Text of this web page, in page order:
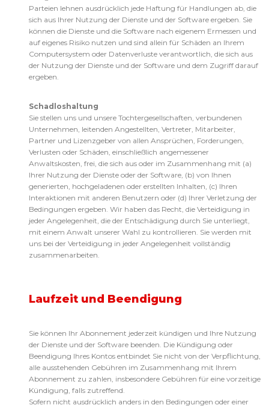
Parteien lehnen ausdrücklich jede Haftung für Handlungen ab, die
sich aus Ihrer Nutzung der Dienste und der Software ergeben. Sie
können die Dienste und die Software nach eigenem Ermessen und
auf eigenes Risiko nutzen und sind allein für Schäden an Ihrem
Computersystem oder Datenverluste verantwortlich, die sich aus
der Nutzung der Dienste und der Software und dem Zugriff darauf
ergeben.
Schadloshaltung
Sie stellen uns und unsere Tochtergesellschaften, verbundenen
Unternehmen, leitenden Angestellten, Vertreter, Mitarbeiter,
Partner und Lizenzgeber von allen Ansprüchen, Forderungen,
Verlusten oder Schäden, einschließlich angemessener
Anwaltskosten, frei, die sich aus oder im Zusammenhang mit (a)
Ihrer Nutzung der Dienste oder der Software, (b) von Ihnen
generierten, hochgeladenen oder erstellten Inhalten, (c) Ihren
Interaktionen mit anderen Benutzern oder (d) Ihrer Verletzung der
Bedingungen ergeben. Wir haben das Recht, die Verteidigung in
jeder Angelegenheit, die der Entschädigung durch Sie unterliegt,
mit einem Anwalt unserer Wahl zu kontrollieren. Sie werden mit
uns bei der Verteidigung in jeder Angelegenheit vollständig
zusammenarbeiten.
Laufzeit und Beendigung
Sie können Ihr Abonnement jederzeit kündigen und Ihre Nutzung
der Dienste und der Software beenden. Die Kündigung oder
Beendigung Ihres Kontos entbindet Sie nicht von der Verpflichtung,
alle ausstehenden Gebühren im Zusammenhang mit Ihrem
Abonnement zu zahlen, insbesondere Gebühren für eine vorzeitige
Kündigung, falls zutreffend.
Sofern nicht ausdrücklich anders in den Bedingungen oder einer